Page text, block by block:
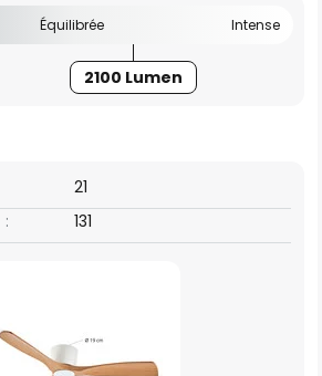
Équilibrée Intense
2100 Lumen
21
131